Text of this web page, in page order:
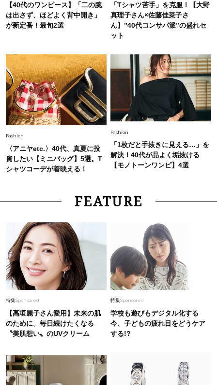
【40代のワンピース】「二の腕
は出さず、ほどよく背中開き」
が新定番！最旬2選
「Tシャツ苦手」を克服！【大野
真理子さん×佐藤佳菜子さ
ん】”40代コンサバ派”の盛れセ
ット
Fashion
〈アニヤetc.〉40代、真夏に投
資したい【ミニバッグ】5選。T
シャツコーデが着映える！
Fashion
「1枚だと手抜きに見える…」を
解決！40代が品よく垢抜ける
【モノトーンワンピ】4選
FEATURE
特集Sponsored
【高垣麗子さん愛用】未来の肌
のために。毎日続けたくなる
〝美肌想い〟のUVクリーム
特集Sponsored
学校も遊びもデジタル化する
今、子どもの疲れ目をどうケア
する!?